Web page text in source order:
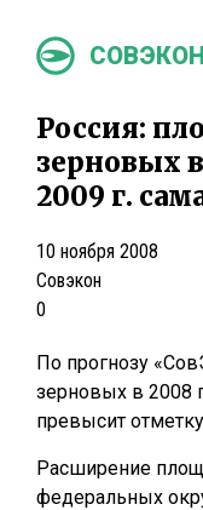
СОВЭКОН
Россия:
зерновых
2009 г.
10 ноября 2008
Совэкон
0
По прогнозу
зерновых в 2008
превысит
Расширение
федеральных